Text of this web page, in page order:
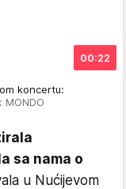
00:22
koncertu:
MONDO
sa nama o
u Nućijevom